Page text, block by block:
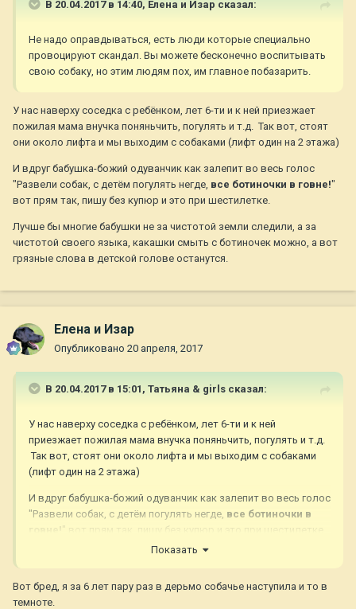
В 20.04.2017 в 14:40, Елена и Изар сказал:
Не надо оправдываться, есть люди которые специально
провоцируют скандал. Вы можете бесконечно воспитывать
свою собаку, но этим людям пох, им главное побазарить.
У нас наверху соседка с ребёнком, лет 6-ти и к ней приезжает
пожилая мама внучка поняньчить, погулять и т.д. Так вот, стоят
они около лифта и мы выходим с собаками (лифт один на 2 этажа)
И вдруг бабушка-божий одуванчик как залепит во весь голос
"Развели собак, с детём погулять негде, все ботиночки в говне!"
вот прям так, пишу без купюр и это при шестилетке.
Лучше бы многие бабушки не за чистотой земли следили, а за
чистотой своего языка, какашки смыть с ботиночек можно, а вот
грязные слова в детской голове останутся.
Елена и Изар
Опубликовано 20 апреля, 2017
В 20.04.2017 в 15:01, Татьяна & girls сказал:
У нас наверху соседка с ребёнком, лет 6-ти и к ней
приезжает пожилая мама внучка поняньчить, погулять и т.д.
Так вот, стоят они около лифта и мы выходим с собаками
(лифт один на 2 этажа)
И вдруг бабушка-божий одуванчик как залепит во весь голос
"Развели собак, с детём погулять негде, все ботиночки в
говне! " вот прям так, пишу без купюр и это при шестилетке.
Лучше бы многие бабушки не за чистотой земли следили, а
можно, а вот грязные слова в детской голове останутся.
Показать
Вот бред, я за 6 лет пару раз в дерьмо собачье наступила и то в
темноте.